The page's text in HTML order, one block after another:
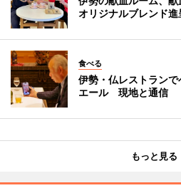
オリジナルブレンド進
食べる
伊勢・仏レストラン
エール 現地と通信
もっと見る